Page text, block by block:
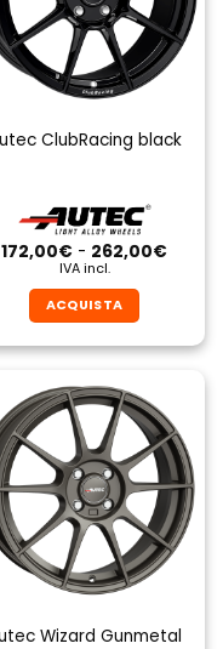
ClubRacing black
172,00€ - 262,00€Fascia
IVA incl.
ACQUISTA
prodotto
ha
più
varianti.
Le
opzioni
possono
essere
scelte
nella
del
Wizard Gunmetal